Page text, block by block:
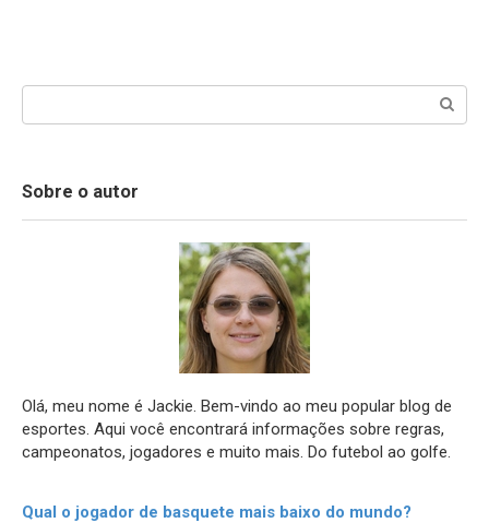
Sobre o autor
Olá, meu nome é Jackie. Bem-vindo ao meu popular blog de
esportes. Aqui você encontrará informações sobre regras,
campeonatos, jogadores e muito mais. Do futebol ao golfe.
Qual o jogador de basquete mais baixo do mundo?